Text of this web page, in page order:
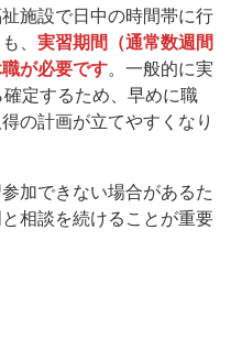
施設で日中の時間帯に行
、 実習期間（通常数週間
が必要です。一般的に実
定するため、早めに職
の計画が立てやすくなり
加できない場合があるた
相談を続けることが重要